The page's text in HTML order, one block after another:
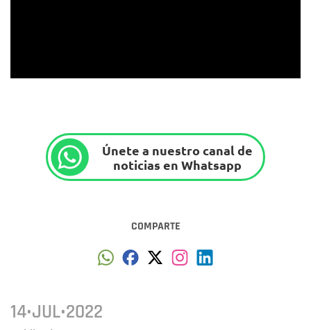
Únete a nuestro canal de
noticias en Whatsapp
COMPARTE
14•JUL•2022